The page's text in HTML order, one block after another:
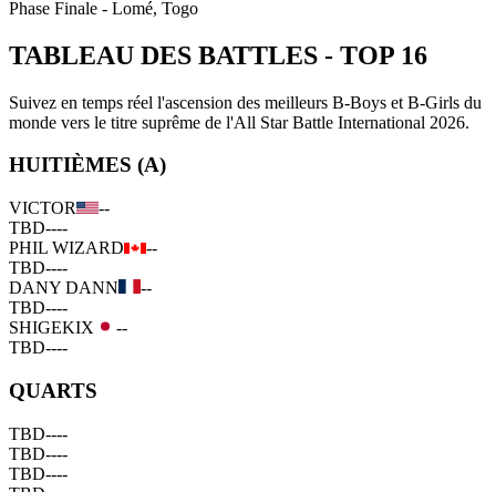
Phase Finale - Lomé, Togo
TABLEAU DES BATTLES - TOP 16
Suivez en temps réel l'ascension des meilleurs B-Boys et B-Girls du
monde vers le titre suprême de l'All Star Battle International 2026.
HUITIÈMES (A)
VICTOR
--
TBD----
PHIL WIZARD
--
TBD----
DANY DANN
--
TBD----
SHIGEKIX
--
TBD----
QUARTS
TBD----
TBD----
TBD----